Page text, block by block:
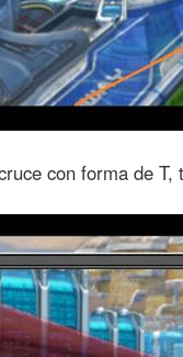
con forma de